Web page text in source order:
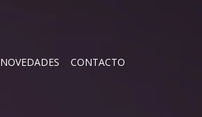
NOVEDADES CONTACTO